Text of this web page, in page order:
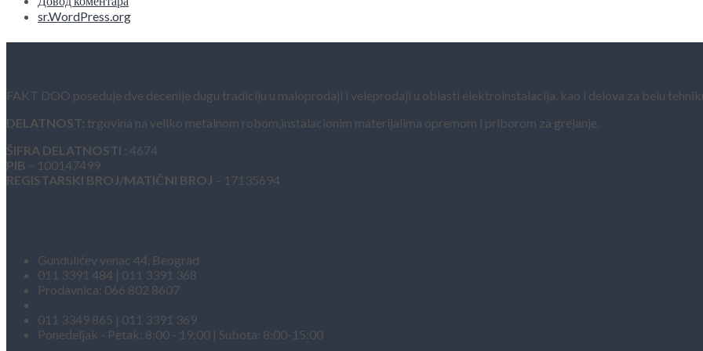
sr.WordPress.org
FAKT DOO poseduje dve decenije dugu tradiciju u maloprodaji i veleprodaji u oblasti elektroinstalacija, kao i delova za belu
DELATNOST: trgovina na veliko metalnom robom,instalacionim materijalima opremom i priborom za grejanje.
ŠIFRA DELATNOSTI : 4674
PIB – 100147499
REGISTARSKI BROJ/MATIČNI BROJ – 17135694
Gundulićev venac 44, Beograd
011 3391 484 | 011 3391 368
Prodavnica: 066 802 8607
011 3349 865 | 011 3391 369
Ponedeljak - Petak: 8:00 - 19:00 | Subota: 8:00-15:00